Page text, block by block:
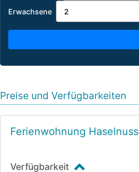
Erwachsene
Preise und Verfügbarkeiten
Ferienwohnung Haselnuss
Verfügbarkeit